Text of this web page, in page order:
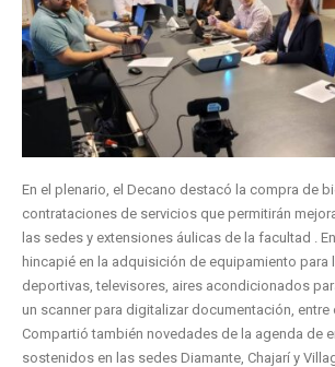
En el plenario, el Decano destacó la compra de
contrataciones de servicios que permitirán
las sedes y extensiones áulicas de la facultad .
hincapié en la adquisición de equipamiento para
deportivas, televisores, aires acondicionados
un scanner para digitalizar documentación, entre
Compartió también novedades de la agenda de
sostenidos en las sedes Diamante, Chajarí y